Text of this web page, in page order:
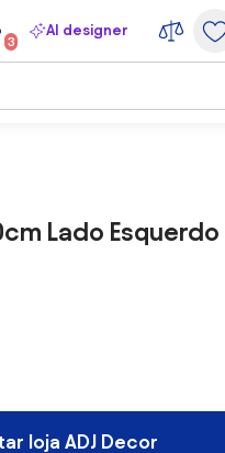
3
AI designer
Lado
loja ADJ Decor